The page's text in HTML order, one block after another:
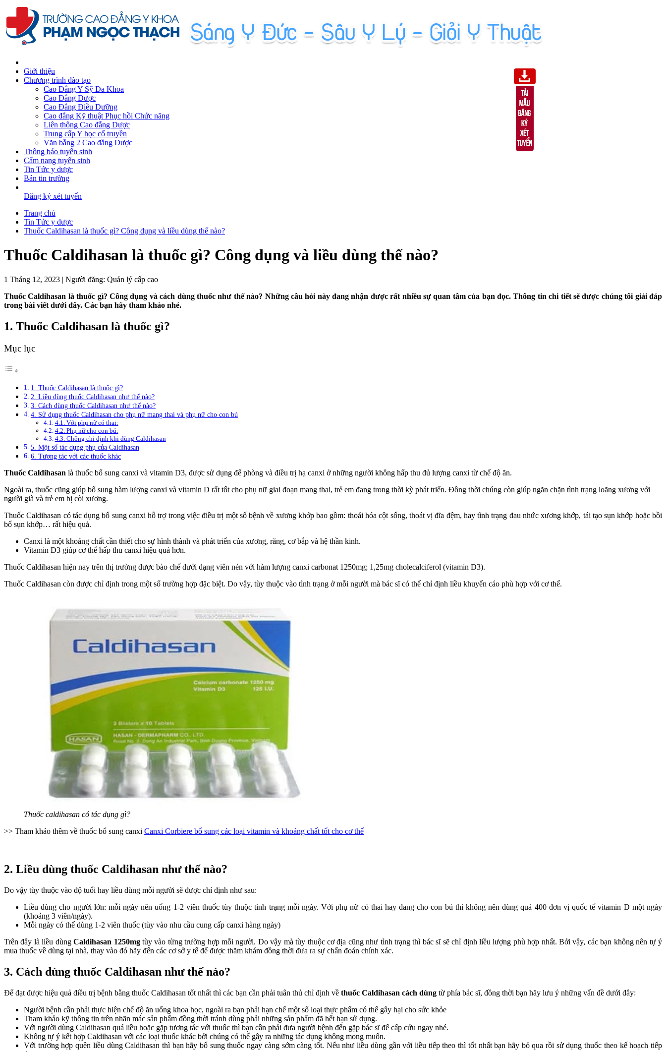
Giới thiệu
Chương trình đào tạo
Cao Đẳng Y Sỹ Đa Khoa
Cao Đẳng Dược
Cao Đẳng Điều Dưỡng
Cao đẳng Kỹ thuật Phục hồi Chức năng
Liên thông Cao đẳng Dược
Trung cấp Y học cổ truyền
Văn bằng 2 Cao đẳng Dược
Thông báo tuyển sinh
Cẩm nang tuyển sinh
Tin Tức y dược
Bản tin trường
Đăng ký xét tuyển
Trang chủ
Tin Tức y dược
Thuốc Caldihasan là thuốc gì? Công dụng và liều dùng thế nào?
Thuốc Caldihasan là thuốc gì? Công dụng và liều dùng thế nào?
1 Tháng 12, 2023 | Người đăng: Quản lý cấp cao
Thuốc Caldihasan là thuốc gì? Công dụng và cách dùng thuốc như thế nào? Những câu hỏi này đang nhận được rất nhiều sự quan tâm của bạn đọc. Thông tin chi tiết sẽ được chúng tôi giải đáp
trong bài viết dưới đây. Các bạn hãy tham khảo nhé.
1. Thuốc Caldihasan là thuốc gì?
Mục lục
1. Thuốc Caldihasan là thuốc gì?
2. Liều dùng thuốc Caldihasan như thế nào?
3. Cách dùng thuốc Caldihasan như thế nào?
4. Sử dụng thuốc Caldihasan cho phụ nữ mang thai và phụ nữ cho con bú
4.1. Với phụ nữ có thai:
4.2. Phụ nữ cho con bú:
4.3. Chống chỉ định khi dùng Caldihasan
5. Một số tác dụng phụ của Caldihasan
6. Tương tác với các thuốc khác
Thuốc Caldihasan là thuốc bổ sung canxi và vitamin D3, được sử dụng để phòng và điều trị hạ canxi ở những người không hấp thu đủ lượng canxi từ chế độ ăn.
Ngoài ra, thuốc cũng giúp bổ sung hàm lượng canxi và vitamin D rất tốt cho phụ nữ giai đoạn mang thai, trẻ em đang trong thời kỳ phát triển. Đồng thời chúng còn giúp ngăn chặn tình trạng loãng xương với
người già và trẻ em bị còi xương.
Thuốc Caldihasan có tác dụng bổ sung canxi hỗ trợ trong việc điều trị một số bệnh về xương khớp bao gồm: thoái hóa cột sống, thoát vị đĩa đệm, hay tình trạng đau nhức xương khớp, tái tạo sụn khớp hoặc bồi
bổ sụn khớp… rất hiệu quả.
Canxi là một khoáng chất cần thiết cho sự hình thành và phát triển của xương, răng, cơ bắp và hệ thần kinh.
Vitamin D3 giúp cơ thể hấp thu canxi hiệu quả hơn.
Thuốc Caldihasan hiện nay trên thị trường được bào chế dưới dạng viên nén với hàm lượng canxi carbonat 1250mg; 1,25mg cholecalciferol (vitamin D3).
Thuốc Caldihasan còn được chỉ định trong một số trường hợp đặc biệt. Do vậy, tùy thuộc vào tình trạng ở mỗi người mà bác sĩ có thể chỉ định liều khuyến cáo phù hợp với cơ thể.
Thuốc caldihasan có tác dụng gì?
>> Tham khảo thêm về thuốc bổ sung canxi Canxi Corbiere bổ sung các loại vitamin và khoáng chất tốt cho cơ thể
2. Liều dùng thuốc Caldihasan như thế nào?
Do vậy tùy thuộc vào độ tuổi hay liều dùng mỗi người sẽ được chỉ định như sau:
Liều dùng cho người lớn: mỗi ngày nên uống 1-2 viên thuốc tùy thuộc tình trạng mỗi ngày. Với phụ nữ có thai hay đang cho con bú thì không nên dùng quá 400 đơn vị quốc tế vitamin D một ngày
(khoảng 3 viên/ngày).
Mỗi ngày có thể dùng 1-2 viên thuốc (tùy vào nhu cầu cung cấp canxi hàng ngày)
Trên đây là liều dùngCaldihasan 1250mgtùy vào từng trường hợp mỗi người. Do vậy mà tùy thuộc cơ địa cũng như tình trạng thì bác sĩ sẽ chỉ định liều lượng phù hợp nhất. Bởi vậy, các bạn không nên tự ý
mua thuốc về dùng tại nhà, thay vào đó hãy đến các cơ sở y tế để được thăm khám đồng thời đưa ra sự chẩn đoán chính xác.
3. Cách dùng thuốc Caldihasan như thế nào?
Để đạt được hiệu quả điều trị bệnh bằng thuốc Caldihasan tốt nhất thì các bạn cần phải tuân thủ chỉ định về thuốc Caldihasan cách dùng từ phía bác sĩ, đồng thời bạn hãy lưu ý những vấn đề dưới đây:
Người bệnh cần phải thực hiện chế độ ăn uống khoa học, ngoài ra bạn phải hạn chế một số loại thực phẩm có thể gây hại cho sức khỏe
Tham khảo kỹ thông tin trên nhãn mác sản phẩm đồng thời tránh dùng phải những sản phẩm đã hết hạn sử dụng.
Với người dùng Caldihasan quá liều hoặc gặp tương tác với thuốc thì bạn cần phải đưa người bệnh đến gặp bác sĩ để cấp cứu ngay nhé.
Không tự ý kết hợp Caldihasan với các loại thuốc khác bởi chúng có thể gây ra những tác dụng không mong muốn.
Với trường hợp quên liều dùng Caldihasan thì bạn hãy bổ sung thuốc ngay càng sớm càng tốt. Nếu như liều dùng gần với liều tiếp theo thì tốt nhất bạn hãy bỏ qua rồi sử dụng thuốc theo kế hoạch tiếp